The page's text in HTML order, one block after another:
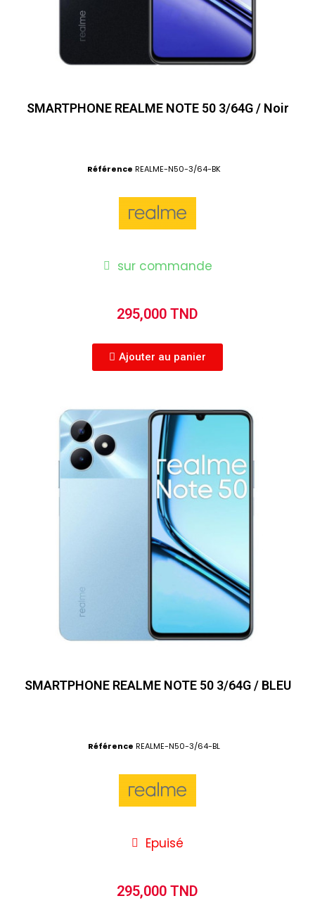
SMARTPHONE REALME NOTE 50 3/64G / Noir
Référence REALME-N50-3/64-BK
sur commande
295,000 TND
Ajouter au panier
SMARTPHONE REALME NOTE 50 3/64G / BLEU
Référence REALME-N50-3/64-BL
Epuisé
295,000 TND